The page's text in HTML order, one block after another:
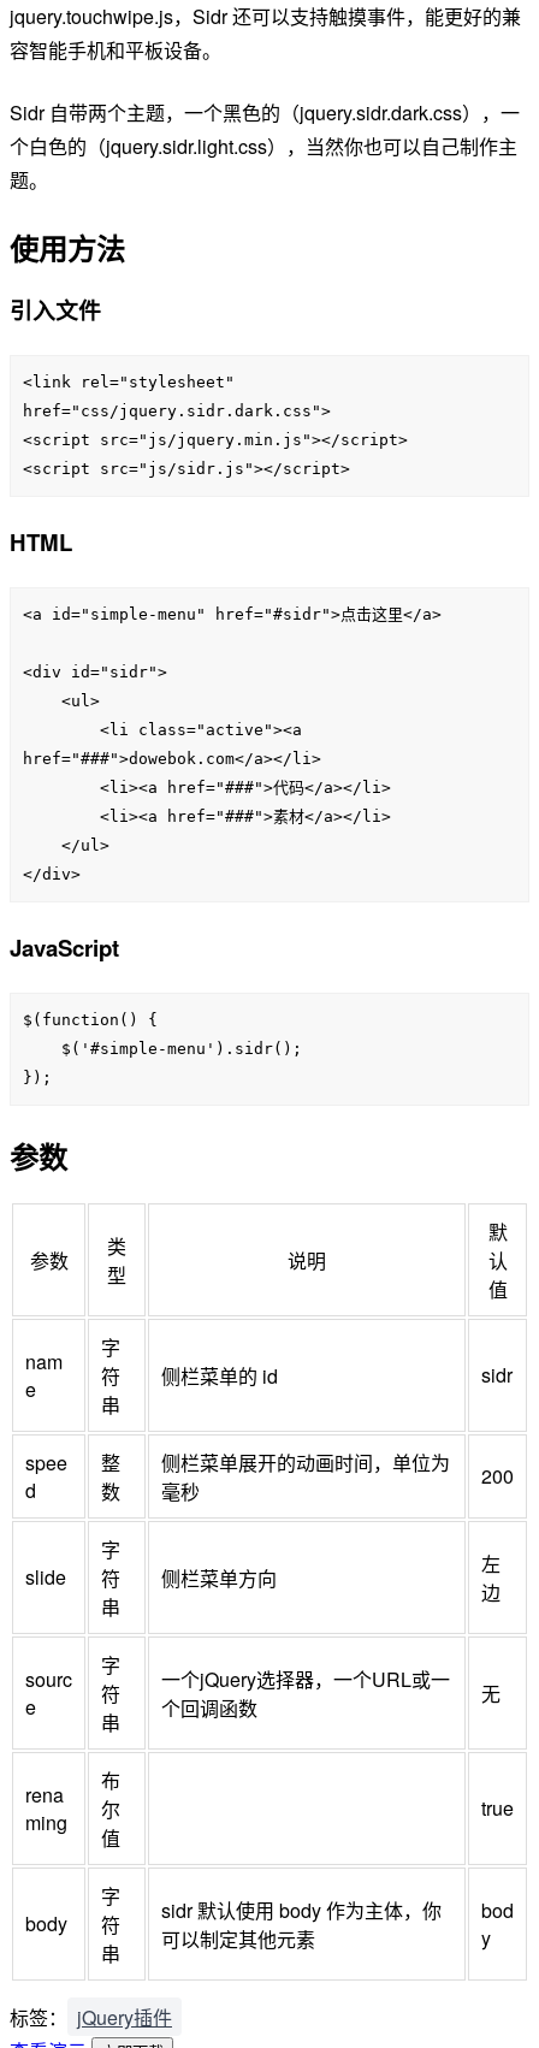
jquery.touchwipe.js，Sidr 还可以支持触摸事件，能更好的兼
容智能手机和平板设备。
Sidr 自带两个主题，一个黑色的（jquery.sidr.dark.css），一
个白色的（jquery.sidr.light.css），当然你也可以自己制作主
题。
使用方法
引入文件
<link rel="stylesheet"
href="css/jquery.sidr.dark.css">
<script src="js/jquery.min.js"></script>
<script src="js/sidr.js"></script>
HTML
<a id="simple-menu" href="#sidr">点击这里</a>
<div id="sidr">
<ul>
<li class="active"><a
href="###">dowebok.com</a></li>
<li><a href="###">代码</a></li>
<li><a href="###">素材</a></li>
</ul>
</div>
JavaScript
$(function() {
$('#simple-menu').sidr();
});
参数
参数
类
型
说明
默
认
值
nam
e
字
符
串
侧栏菜单的 id sidr
spee
d
整
数
侧栏菜单展开的动画时间，单位为
毫秒
200
slide
字
符
串
侧栏菜单方向
左
边
sourc
e
字
符
串
一个jQuery选择器，一个URL或一
个回调函数
无
rena
ming
布
尔
值
true
body
字
符
串
sidr 默认使用 body 作为主体，你
可以制定其他元素
bod
y
标签：
jQuery插件